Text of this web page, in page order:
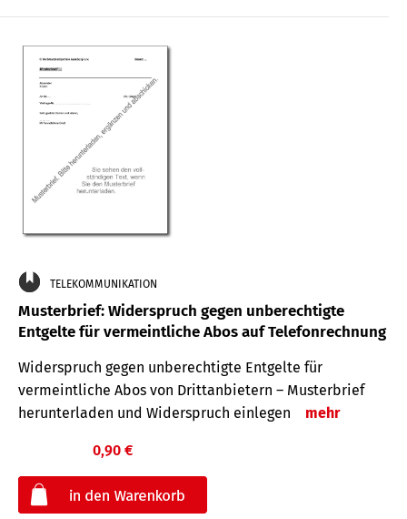
TELEKOMMUNIKATION
Musterbrief: Widerspruch gegen unberechtigte
Entgelte für vermeintliche Abos auf Telefonrechnung
Widerspruch gegen unberechtigte Entgelte für
vermeintliche Abos von Drittanbietern – Musterbrief
herunterladen und Widerspruch einlegen
mehr
0,90 €